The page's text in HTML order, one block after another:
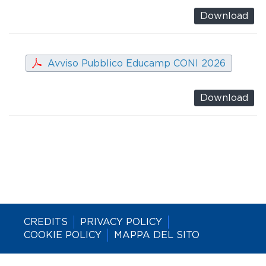
Download
Avviso Pubblico Educamp CONI 2026
Download
CREDITS
PRIVACY POLICY
COOKIE POLICY
MAPPA DEL SITO